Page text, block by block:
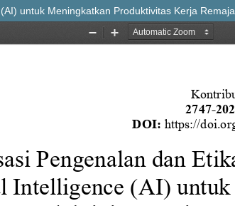
untuk Meningkatkan Produktivitas Kerja Remaja